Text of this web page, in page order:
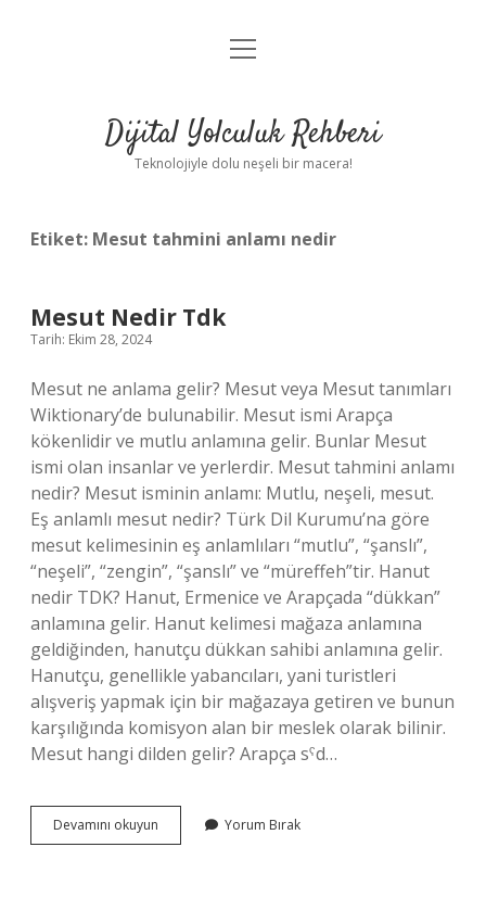
Anasayfa
Yasal Uyarı
menüyü
Dijital Yolculuk Rehberi
Teknolojiyle dolu neşeli bir macera!
Etiket: Mesut tahmini anlamı nedir
Mesut Nedir Tdk
Tarih: Ekim 28, 2024
Mesut ne anlama gelir? Mesut veya Mesut tanımları
Wiktionary’de bulunabilir. Mesut ismi Arapça
kökenlidir ve mutlu anlamına gelir. Bunlar Mesut
ismi olan insanlar ve yerlerdir. Mesut tahmini anlamı
nedir? Mesut isminin anlamı: Mutlu, neşeli, mesut.
Eş anlamlı mesut nedir? Türk Dil Kurumu’na göre
mesut kelimesinin eş anlamlıları “mutlu”, “şanslı”,
“neşeli”, “zengin”, “şanslı” ve “müreffeh”tir. Hanut
nedir TDK? Hanut, Ermenice ve Arapçada “dükkan”
anlamına gelir. Hanut kelimesi mağaza anlamına
geldiğinden, hanutçu dükkan sahibi anlamına gelir.
Hanutçu, genellikle yabancıları, yani turistleri
alışveriş yapmak için bir mağazaya getiren ve bunun
karşılığında komisyon alan bir meslek olarak bilinir.
Mesut hangi dilden gelir? Arapça sˁd…
Devamını okuyun
Nedir
Yorum Bırak